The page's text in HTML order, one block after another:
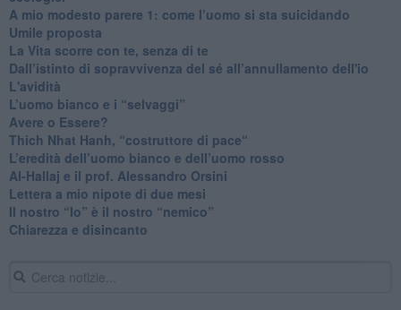
​A mio modesto parere 1: come l’uomo si sta suicidando
​Umile proposta
​La Vita scorre con te, senza di te
​Dall’istinto di sopravvivenza del sé all’annullamento dell'io
L'avidità
​L’uomo bianco e i “selvaggi”
​Avere o Essere?
​Thich Nhat Hanh, “costruttore di pace“
​L’eredità dell’uomo bianco e dell’uomo rosso
Al-Hallaj e il prof. Alessandro Orsini
​Lettera a mio nipote di due mesi
​Il nostro “Io” è il nostro “nemico”
​Chiarezza e disincanto